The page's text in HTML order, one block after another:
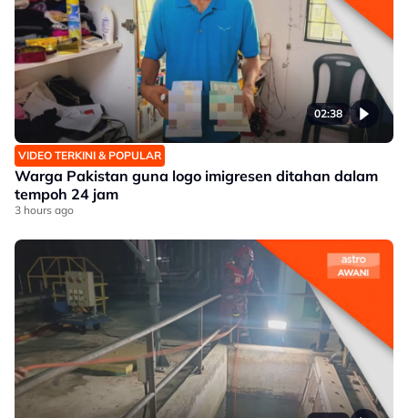
02:38
VIDEO TERKINI & POPULAR
Warga Pakistan guna logo imigresen ditahan dalam
tempoh 24 jam
3 hours ago